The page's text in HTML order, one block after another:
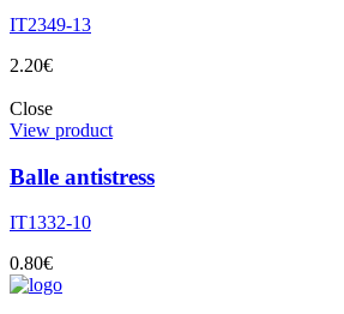
IT2349-13
2.20€
Close
View product
Balle antistress
IT1332-10
0.80€